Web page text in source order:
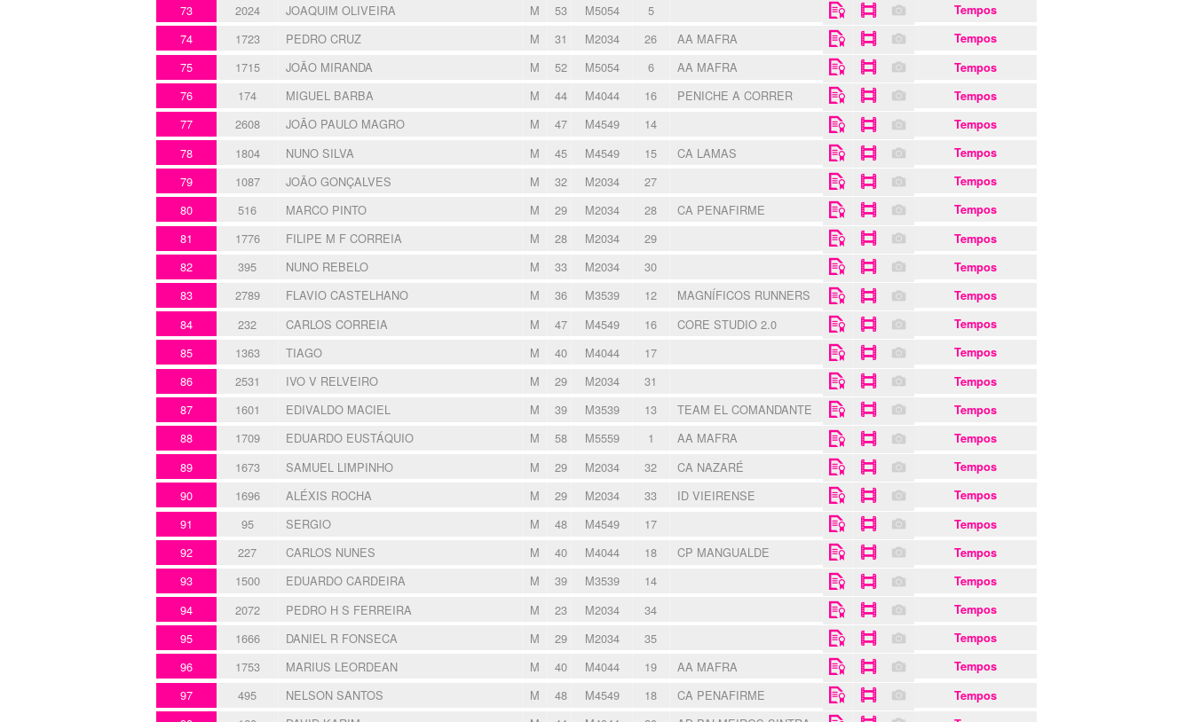
73 2024 JOAQUIM OLIVEIRA M 53 M5054 5 Tempos
74 1723 PEDRO CRUZ M 31 M2034 26 AA MAFRA Tempos
75 1715 JOÃO MIRANDA M 52 M5054 6 AA MAFRA Tempos
76 174 MIGUEL BARBA M 44 M4044 16 PENICHE A CORRER Tempos
77 2608 JOÃO PAULO MAGRO M 47 M4549 14 Tempos
78 1804 NUNO SILVA M 45 M4549 15 CA LAMAS Tempos
79 1087 JOÃO GONÇALVES M 32 M2034 27 Tempos
80 516 MARCO PINTO M 29 M2034 28 CA PENAFIRME Tempos
81 1776 FILIPE M F CORREIA M 28 M2034 29 Tempos
82 395 NUNO REBELO M 33 M2034 30 Tempos
83 2789 FLAVIO CASTELHANO M 36 M3539 12 MAGNÍFICOS RUNNERS Tempos
84 232 CARLOS CORREIA M 47 M4549 16 CORE STUDIO 2.0 Tempos
85 1363 TIAGO M 40 M4044 17 Tempos
86 2531 IVO V RELVEIRO M 29 M2034 31 Tempos
87 1601 EDIVALDO MACIEL M 39 M3539 13 TEAM EL COMANDANTE Tempos
88 1709 EDUARDO EUSTÁQUIO M 58 M5559 1 AA MAFRA Tempos
89 1673 SAMUEL LIMPINHO M 29 M2034 32 CA NAZARÉ Tempos
90 1696 ALÉXIS ROCHA M 29 M2034 33 ID VIEIRENSE Tempos
91 95 SERGIO M 48 M4549 17 Tempos
92 227 CARLOS NUNES M 40 M4044 18 CP MANGUALDE Tempos
93 1500 EDUARDO CARDEIRA M 39 M3539 14 Tempos
94 2072 PEDRO H S FERREIRA M 23 M2034 34 Tempos
95 1666 DANIEL R FONSECA M 29 M2034 35 Tempos
96 1753 MARIUS LEORDEAN M 40 M4044 19 AA MAFRA Tempos
97 495 NELSON SANTOS M 48 M4549 18 CA PENAFIRME Tempos